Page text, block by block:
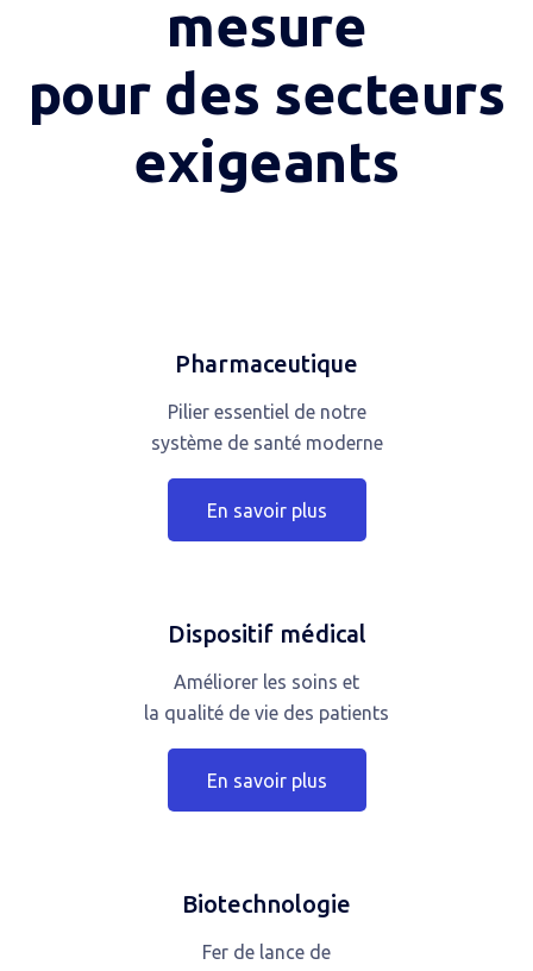
mesure
pour des secteurs
exigeants
Pharmaceutique
Pilier essentiel de notre
système de santé moderne
En savoir plus
Dispositif médical
Améliorer les soins et
la qualité de vie des patients
En savoir plus
Biotechnologie
Fer de lance de